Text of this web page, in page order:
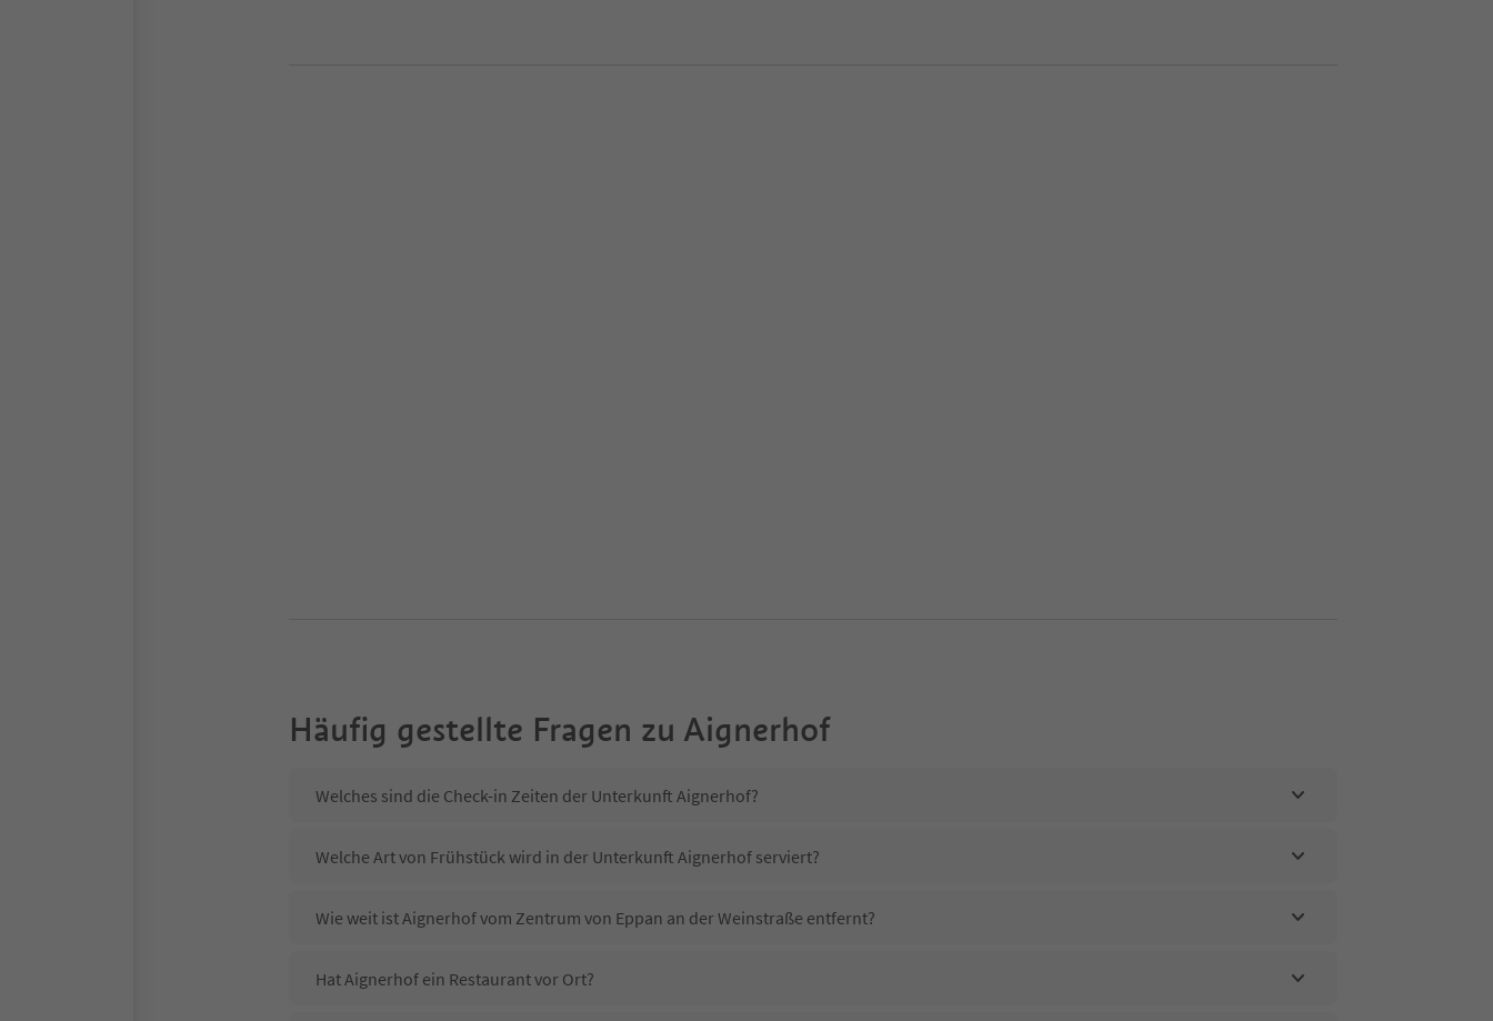
Häufig gestellte Fragen zu Aignerhof
Welches sind die Check-in Zeiten der Unterkunft Aignerhof?
Welche Art von Frühstück wird in der Unterkunft Aignerhof serviert?
Wie weit ist Aignerhof vom Zentrum von Eppan an der Weinstraße entfernt?
Hat Aignerhof ein Restaurant vor Ort?